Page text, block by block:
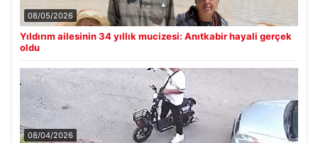
08/05/2026
Yıldırım ailesinin 34 yıllık mucizesi: Anıtkabir hayali gerçek
oldu
08/04/2026